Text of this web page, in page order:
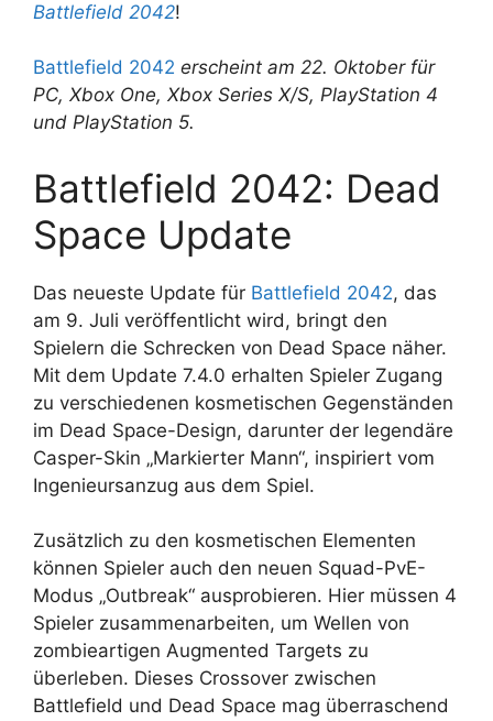
Battlefield 2042!
Battlefield 2042 erscheint am 22. Oktober für
PC, Xbox One, Xbox Series X/S, PlayStation 4
und PlayStation 5.
Battlefield 2042: Dead
Space Update
Das neueste Update für Battlefield 2042, das
am 9. Juli veröffentlicht wird, bringt den
Spielern die Schrecken von Dead Space näher.
Mit dem Update 7.4.0 erhalten Spieler Zugang
zu verschiedenen kosmetischen Gegenständen
im Dead Space-Design, darunter der legendäre
Casper-Skin „Markierter Mann“, inspiriert vom
Ingenieursanzug aus dem Spiel.
Zusätzlich zu den kosmetischen Elementen
können Spieler auch den neuen Squad-PvE-
Modus „Outbreak“ ausprobieren. Hier müssen 4
Spieler zusammenarbeiten, um Wellen von
zombieartigen Augmented Targets zu
überleben. Dieses Crossover zwischen
Battlefield und Dead Space mag überraschend